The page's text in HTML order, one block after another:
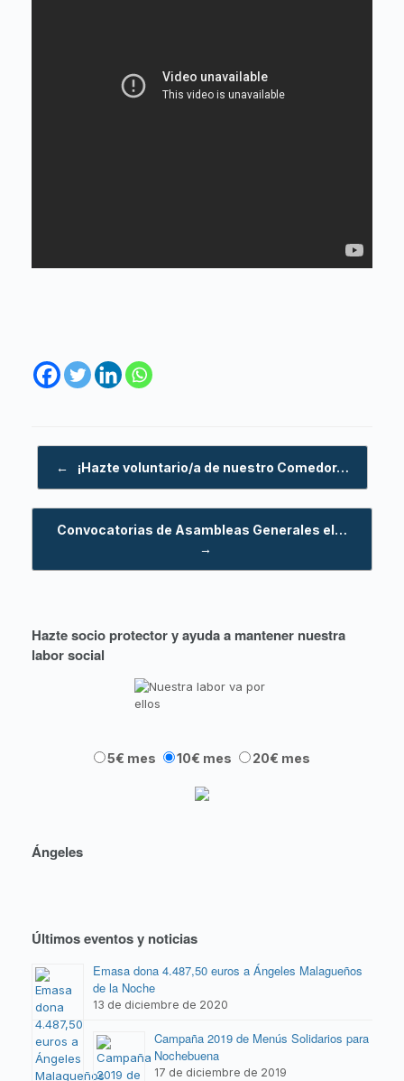
← ¡Hazte voluntario/a de nuestro Comedor…
Convocatorias de Asambleas Generales el…
→
Hazte socio protector y ayuda a mantener nuestra
labor social
5€ mes 10€ mes 20€ mes
Ángeles
Últimos eventos y noticias
Emasa dona 4.487,50 euros a Ángeles Malagueños
de la Noche
13 de diciembre de 2020
Campaña 2019 de Menús Solidarios para
Nochebuena
17 de diciembre de 2019